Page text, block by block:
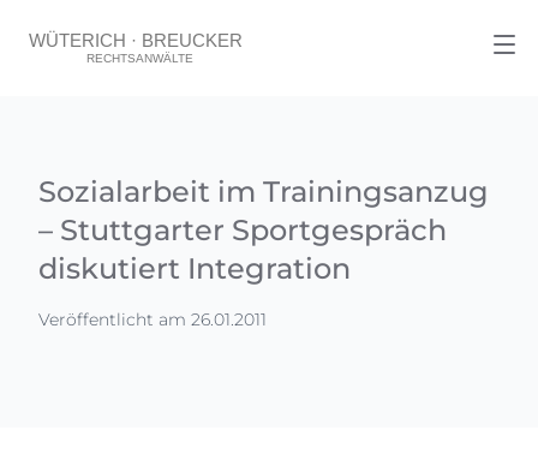
Sozialarbeit im Trainingsanzug
– Stuttgarter Sportgespräch
diskutiert Integration
Veröffentlicht am 26.01.2011